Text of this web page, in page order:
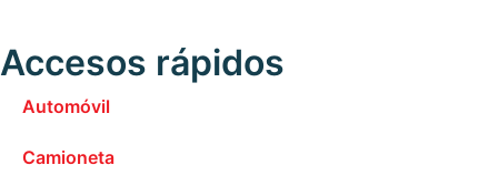
Accesos rápidos
Automóvil
Camioneta